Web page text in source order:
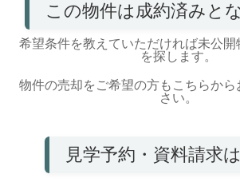
この物件は成約済みと
希望条件を教えていただければ未公
を探します。
物件の売却をご希望の方もこちらか
さい。
見学予約・資料請求